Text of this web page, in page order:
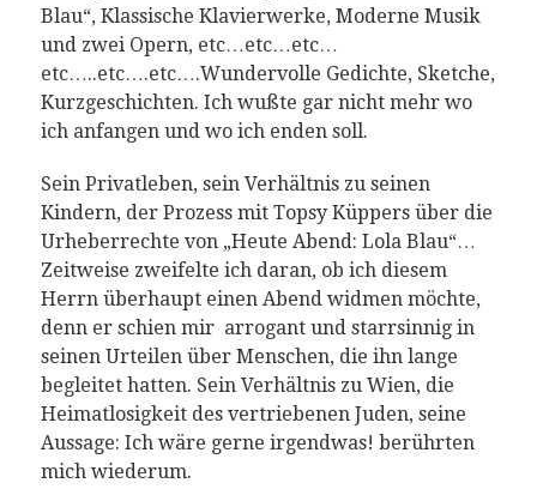
Blau“, Klassische Klavierwerke, Moderne Musik
und zwei Opern, etc…etc…etc…
etc…..etc….etc….Wundervolle Gedichte, Sketche,
Kurzgeschichten. Ich wußte gar nicht mehr wo
ich anfangen und wo ich enden soll.
Sein Privatleben, sein Verhältnis zu seinen
Kindern, der Prozess mit Topsy Küppers über die
Urheberrechte von „Heute Abend: Lola Blau“…
Zeitweise zweifelte ich daran, ob ich diesem
Herrn überhaupt einen Abend widmen möchte,
denn er schien mir arrogant und starrsinnig in
seinen Urteilen über Menschen, die ihn lange
begleitet hatten. Sein Verhältnis zu Wien, die
Heimatlosigkeit des vertriebenen Juden, seine
Aussage: Ich wäre gerne irgendwas! berührten
mich wiederum.